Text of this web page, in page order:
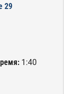
29
1:40